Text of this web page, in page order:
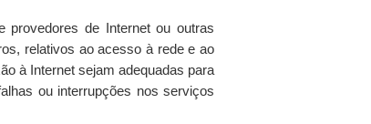
de Internet ou outras
relativos ao acesso à rede e ao
à Internet sejam adequadas para
ou interrupções nos serviços